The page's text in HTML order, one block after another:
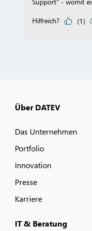
Über DATEV
Das Unternehmen
Portfolio
Innovation
Presse
Karriere
IT & Beratung